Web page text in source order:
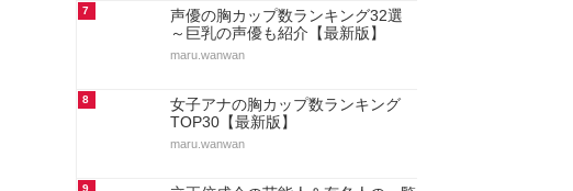
7
声優の胸カップ数ランキング32選
～巨乳の声優も紹介【最新版】
maru.wanwan
8
女子アナの胸カップ数ランキング
TOP30【最新版】
maru.wanwan
9